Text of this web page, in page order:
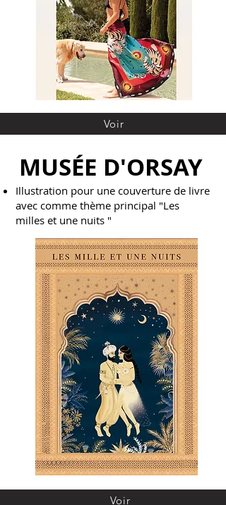
Voir
MUSÉE D'ORSAY
Illustration pour une couverture de livre
avec comme thème principal "Les
milles et une nuits "
Voir